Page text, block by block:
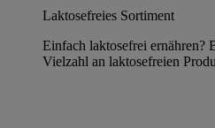
Laktosefreies Sortiment
Einfach laktosefrei ernähren?
Vielzahl an laktosefreien